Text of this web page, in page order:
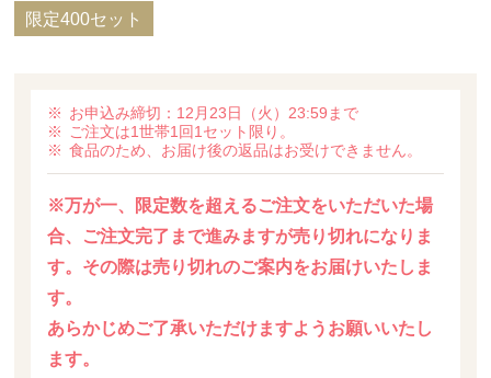
限定400セット
お申込み締切：12月23日（火）23:59まで
ご注文は1世帯1回1セット限り。
食品のため、お届け後の返品はお受けできません。
※万が一、限定数を超えるご注文をいただいた場
合、ご注文完了まで進みますが売り切れになりま
す。その際は売り切れのご案内をお届けいたしま
す。
あらかじめご了承いただけますようお願いいたし
ます。